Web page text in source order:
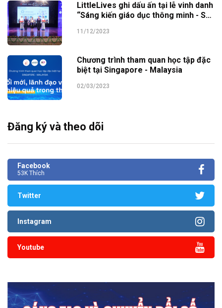
LittleLives ghi dấu ấn tại lễ vinh danh
“Sáng kiến giáo dục thông minh - SEI
11/12/2023
Chương trình tham quan học tập đặc
biệt tại Singapore - Malaysia
02/03/2023
Đăng ký và theo dõi
Facebook
53K Thích
Twitter
Instagram
Youtube